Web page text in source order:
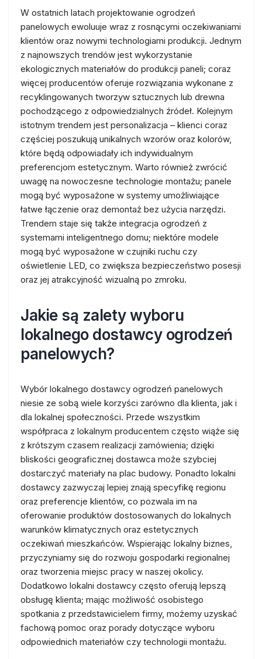
W ostatnich latach projektowanie ogrodzeń
panelowych ewoluuje wraz z rosnącymi oczekiwaniami
klientów oraz nowymi technologiami produkcji. Jednym
z najnowszych trendów jest wykorzystanie
ekologicznych materiałów do produkcji paneli; coraz
więcej producentów oferuje rozwiązania wykonane z
recyklingowanych tworzyw sztucznych lub drewna
pochodzącego z odpowiedzialnych źródeł. Kolejnym
istotnym trendem jest personalizacja – klienci coraz
częściej poszukują unikalnych wzorów oraz kolorów,
które będą odpowiadały ich indywidualnym
preferencjom estetycznym. Warto również zwrócić
uwagę na nowoczesne technologie montażu; panele
mogą być wyposażone w systemy umożliwiające
łatwe łączenie oraz demontaż bez użycia narzędzi.
Trendem staje się także integracja ogrodzeń z
systemami inteligentnego domu; niektóre modele
mogą być wyposażone w czujniki ruchu czy
oświetlenie LED, co zwiększa bezpieczeństwo posesji
oraz jej atrakcyjność wizualną po zmroku.
Jakie są zalety wyboru
lokalnego dostawcy ogrodzeń
panelowych?
Wybór lokalnego dostawcy ogrodzeń panelowych
niesie ze sobą wiele korzyści zarówno dla klienta, jak i
dla lokalnej społeczności. Przede wszystkim
współpraca z lokalnym producentem często wiąże się
z krótszym czasem realizacji zamówienia; dzięki
bliskości geograficznej dostawca może szybciej
dostarczyć materiały na plac budowy. Ponadto lokalni
dostawcy zazwyczaj lepiej znają specyfikę regionu
oraz preferencje klientów, co pozwala im na
oferowanie produktów dostosowanych do lokalnych
warunków klimatycznych oraz estetycznych
oczekiwań mieszkańców. Wspierając lokalny biznes,
przyczyniamy się do rozwoju gospodarki regionalnej
oraz tworzenia miejsc pracy w naszej okolicy.
Dodatkowo lokalni dostawcy często oferują lepszą
obsługę klienta; mając możliwość osobistego
spotkania z przedstawicielem firmy, możemy uzyskać
fachową pomoc oraz porady dotyczące wyboru
odpowiednich materiałów czy technologii montażu.